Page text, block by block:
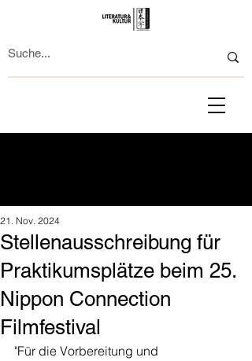
Stellenausschreibung für
Praktikumsplätze beim 25.
Nippon Connection
Filmfestival
21. Nov. 2024
"Für die Vorbereitung und